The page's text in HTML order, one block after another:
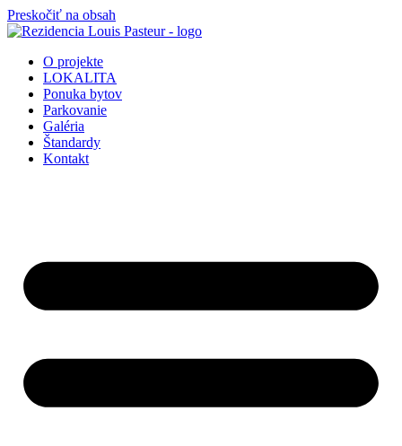
Preskočiť na obsah
O projekte
LOKALITA
Ponuka bytov
Parkovanie
Galéria
Štandardy
Kontakt